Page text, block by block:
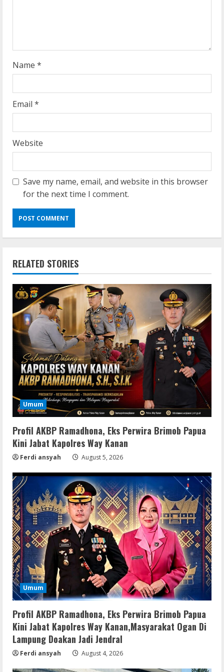
g
Name *
Email *
Website
Save my name, email, and website in this browser
for the next time I comment.
RELATED STORIES
Umum
Profil AKBP Ramadhona, Eks Perwira Brimob Papua
Kini Jabat Kapolres Way Kanan
Ferdi ansyah August 5, 2026
Umum
Profil AKBP Ramadhona, Eks Perwira Brimob Papua
Kini Jabat Kapolres Way Kanan,Masyarakat Ogan Di
Lampung Doakan Jadi Jendral
Ferdi ansyah August 4, 2026
Serialers